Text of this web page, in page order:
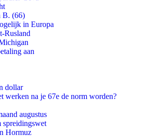
B. (66)
in Europa
Rusland
aan
dollar
werken na je 67e de norm worden?
augustus
spreidingswet
Hormuz